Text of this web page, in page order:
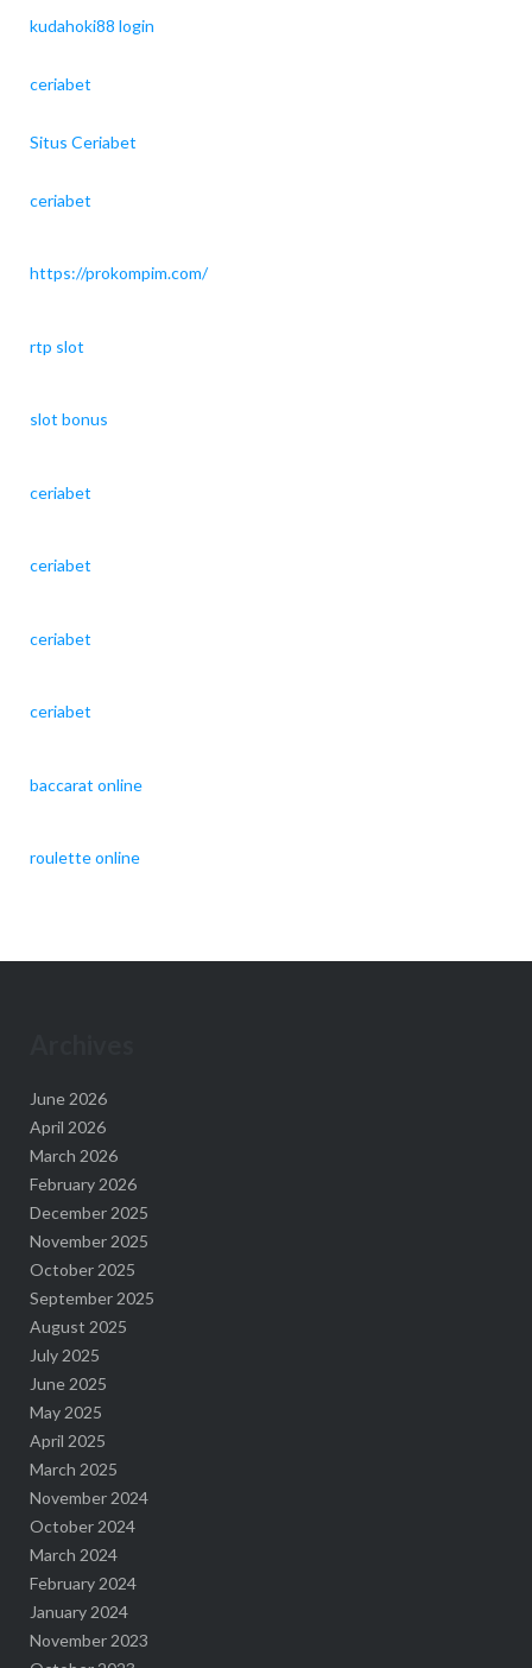
kudahoki88 login
ceriabet
Situs Ceriabet
ceriabet
https://prokompim.com/
rtp slot
slot bonus
ceriabet
ceriabet
ceriabet
ceriabet
baccarat online
roulette online
June 2026
April 2026
March 2026
February 2026
December 2025
November 2025
October 2025
September 2025
August 2025
July 2025
June 2025
May 2025
April 2025
March 2025
November 2024
October 2024
March 2024
February 2024
January 2024
November 2023